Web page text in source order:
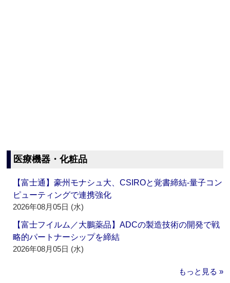
医療機器・化粧品
【富士通】豪州モナシュ大、CSIROと覚書締結‐量子コン
ピューティングで連携強化
2026年08月05日 (水)
【富士フイルム／大鵬薬品】ADCの製造技術の開発で戦
略的パートナーシップを締結
2026年08月05日 (水)
もっと見る »